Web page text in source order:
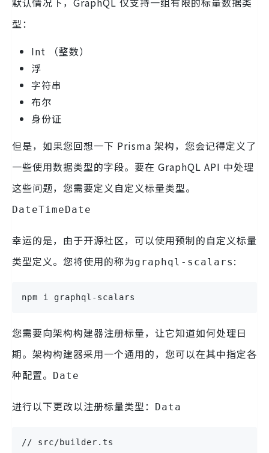
型：
Int （整数）
浮
字符串
布尔
身份证
但是，如果您回想一下 Prisma 架构，您会记得定义了
一些使用数据类型的字段。要在 GraphQL API 中处理
这些问题，您需要定义自定义标量类型。
DateTimeDate
幸运的是，由于开源社区，可以使用预制的自定义标量
类型定义。您将使用的称为graphql-scalars :
npm i graphql-scalars
您需要向架构构建器注册标量，让它知道如何处理日
期。架构构建器采用一个通用的，您可以在其中指定各
种配置。
Date
进行以下更改以注册标量类型： Data
// src/builder.ts